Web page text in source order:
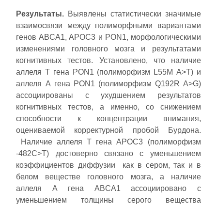
Результаты. Выявлены статистически значимые
взаимосвязи между полиморфными вариантами
генов ABCA1, APOC3 и PON1, морфологическими
изменениями головного мозга и результатами
когнитивных тестов. Установлено, что наличие
аллеля Т гена PON1 (полиморфизм L55M А>Т) и
аллеля А гена PON1 (полиморфизм Q192R A>G)
ассоциированы с ухудшением результатов
когнитивных тестов, а именно, со снижением
способности к концентрации внимания,
оцениваемой корректурной пробой Бурдона.
Наличие аллеля Т гена APOC3 (полиморфизм
-482С>T) достоверно связано с уменьшением
коэффициентов диффузии как в сером, так и в
белом веществе головного мозга, а наличие
аллеля А гена ABCA1 ассоциировано с
уменьшением толщины серого вещества